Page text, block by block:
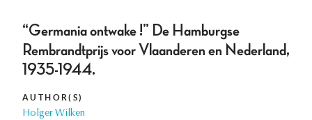
“Germania ontwake !” De Hamburgse
Rembrandtprijs voor Vlaanderen en Nederland,
1935-1944.
AUTHOR(S)
Holger Wilken